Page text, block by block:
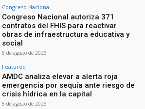
Congreso Nacional
Congreso Nacional autoriza 371
contratos del FHIS para reactivar
obras de infraestructura educativa y
social
6 de agosto de 2026
Featured
AMDC analiza elevar a alerta roja
emergencia por sequía ante riesgo de
crisis hídrica en la capital
6 de agosto de 2026